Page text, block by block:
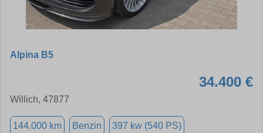
Alpina B5
34.400 €
Willich, 47877
144.000 km Benzin 397 kw (540 PS)